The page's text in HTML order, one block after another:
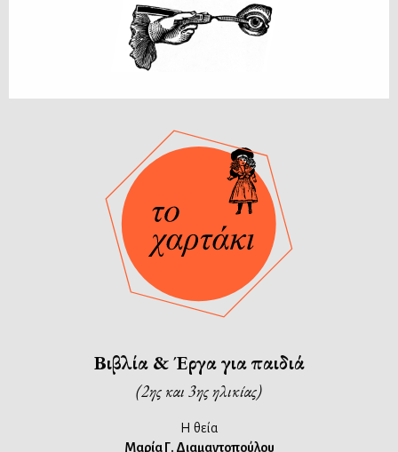
Βιβλία & Έργα για παιδιά
(2ης και 3ης ηλικίας)
Η θεία
Μαρία Γ. Διαμαντοπούλου